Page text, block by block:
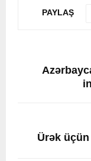
PAYLAŞ
Ürək üçün